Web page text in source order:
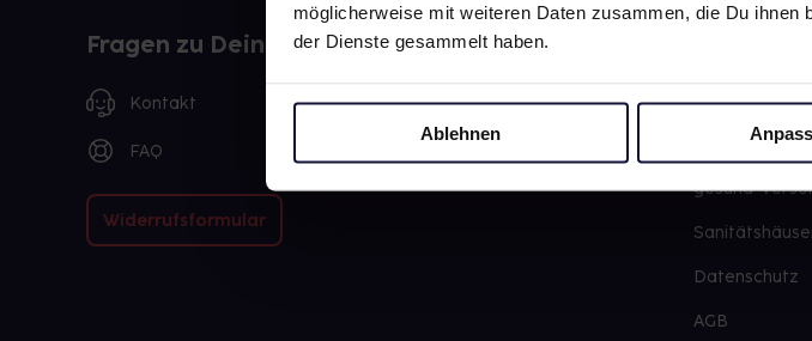
möglicherweise mit weiteren Daten zusammen, die Du
der Dienste gesammelt haben.
Ablehnen
Fragen zu Deiner Bestellung?
Kontakt
FAQ
Widerrufsformular
Karriere
PAYBACK
gesund-
Datenschutz
AGB